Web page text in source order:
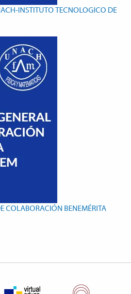
INSTITUTO TECNOLOGICO DE
COLABORACIÓN BENEMÉRITA